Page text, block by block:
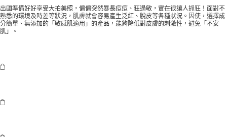
出國準備好好享受大拍美照，偏偏突然暴長痘痘、狂過敏，實在很讓人抓狂！面對不
熟悉的環境及時差等狀況，肌膚就會容易產生泛紅、脫皮等各種狀況。因使，選擇成
分簡單、無添加的「敏感肌適用」的產品，能夠降低對皮膚的刺激性，避免「不安
肌」。